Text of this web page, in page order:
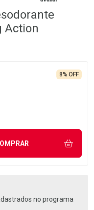
Action
8% OFF
UMA UNIDADE
no programa